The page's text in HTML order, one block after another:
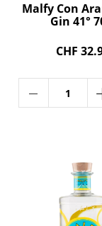
Malfy Con
Gin 41°
CHF